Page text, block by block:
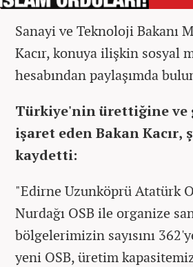
Sanayi ve Teknoloji Bakanı
Kacır, konuya ilişkin sosyal
hesabından paylaşımda
Türkiye'nin ürettiğine ve
işaret eden Bakan Kacır,
kaydetti:
"Edirne Uzunköprü Atatürk
Nurdağı OSB ile organize
bölgelerimizin sayısını
yeni OSB, üretim